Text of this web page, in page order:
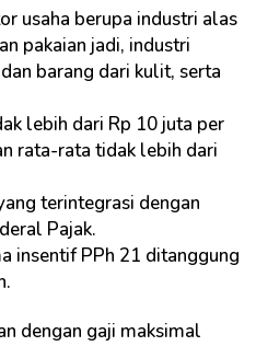
usaha berupa industri alas
pakaian jadi, industri
barang dari kulit, serta
lebih dari Rp 10 juta per
rata-rata tidak lebih dari
terintegrasi dengan
Pajak.
insentif PPh 21 ditanggung
dengan gaji maksimal